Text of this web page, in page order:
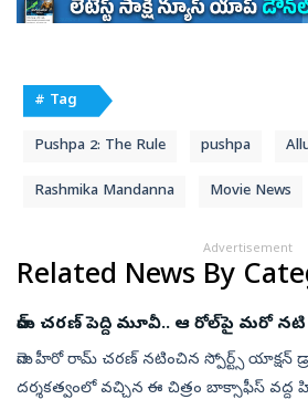
# Tag
Pushpa 2: The Rule pushpa
Rashmika Mandanna Movie News
Advertisement
Related News By
రామ్ చరణ్ పెద్ది మూవీ.. ఆ రోల్‌పై మరో
మెగా హీరో రామ్ చరణ్‌ నటించిన స్పోర్ట్స్ యాక్షన్
దర్శకత్వంలో వచ్చిన ఈ చిత్రం బాక్సాఫీస్